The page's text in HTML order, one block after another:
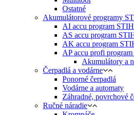
Ostatné
Akumulátorové programy
AI accu program
AS accu program
AK accu program
AP accu profi
Akumulátory a
Čerpadlá a vodárne
Ponorné čerpadlá
Vodárne a automaty
Záhradné, povrchové
Ručné náradie